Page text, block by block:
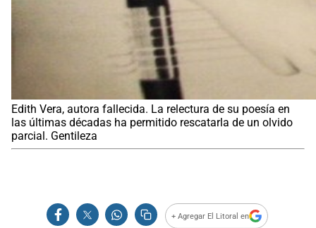
Edith Vera, autora fallecida. La relectura de su poesía en
las últimas décadas ha permitido rescatarla de un olvido
parcial. Gentileza
+ Agregar El Litoral en